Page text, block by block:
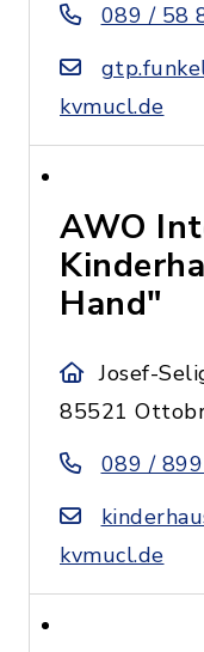
089 / 58
kvmucl.de
AWO
Hand"
Josef-
85521
089 /
kvmucl.de